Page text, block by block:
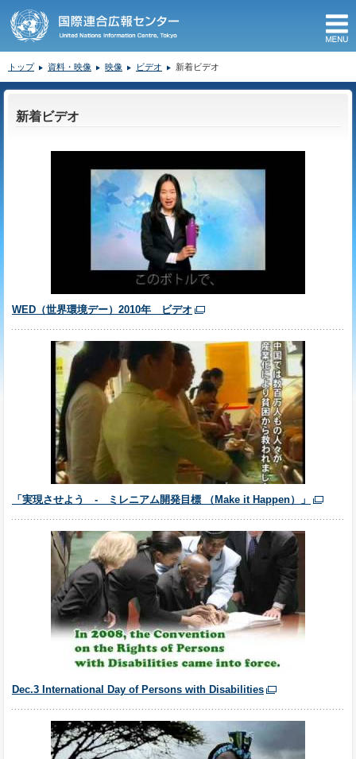
トップ 資料・映像 映像 ビデオ 新着ビデオ
新着ビデオ
WED（世界環境デー）2010年 ビデオ
「実現させよう ‐ ミレニアム開発目標 （Make it Happen）」
Dec.3 International Day of Persons with Disabilities